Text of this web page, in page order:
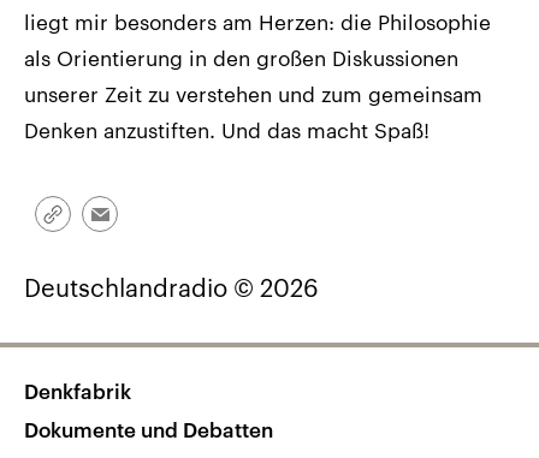
liegt mir besonders am Herzen: die Philosophie
als Orientierung in den großen Diskussionen
unserer Zeit zu verstehen und zum gemeinsam
Denken anzustiften. Und das macht Spaß!
Link
Email
Deutschlandradio © 2026
Denkfabrik
Dokumente und Debatten